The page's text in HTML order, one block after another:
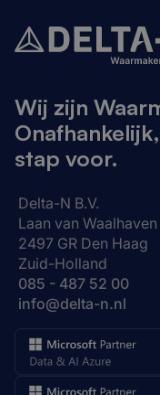
Wij zijn
stap voor.
Delta-N B.V.
Laan van
2497 GR Den Haag
Zuid-Holland
085 - 487 52 00
info@delta-n.nl